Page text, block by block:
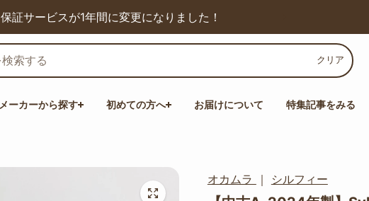
保証サービスが1年間に変更になりました！
クリア
メーカーから探す 初めての方へ お届けについて 特集記事をみる
オカムラ ｜ シルフィー